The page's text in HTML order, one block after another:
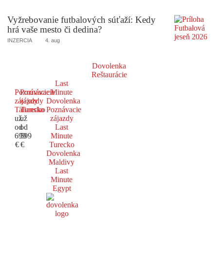
Vyžrebovanie futbalových súťaží: Kedy
hrá vaše mesto či dedina?
INZERCIA 4. aug
Dovolenka
Reštaurácie
Poznávacie
zájazdy
Taliansko
už
od
699
€
Poznávacie
zájazdy
Turecko
už
od
599
€
Last
Minute
Dovolenka
Poznávacie
zájazdy
Last
Minute
Turecko
Dovolenka
Maldivy
Last
Minute
Egypt